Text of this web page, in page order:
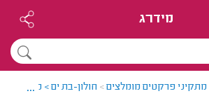
מידרג
מתקיני פרקטים מומלצים> חולון-בת ים > מתקין
...